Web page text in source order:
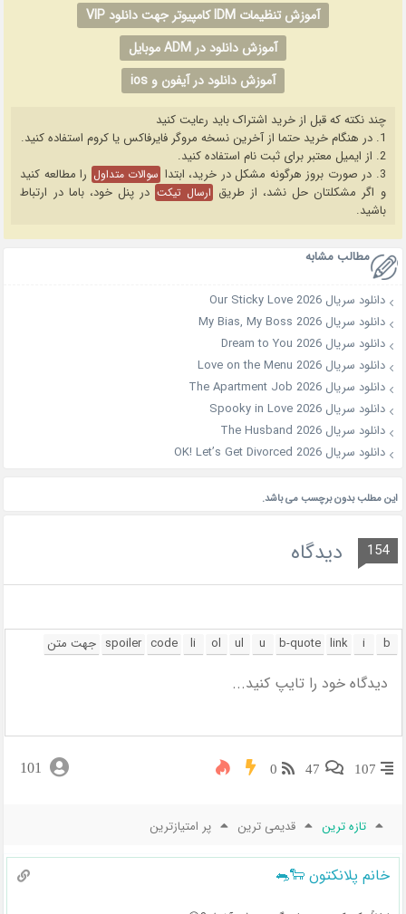
آموزش تنظیمات IDM کامپیوتر جهت دانلود VIP
آموزش دانلود در ADM موبایل
آموزش دانلود در آیفون و ios
چند نکته که قبل از خرید اشتراک باید رعایت کنید
1. در هنگام خرید حتما از آخرین نسخه مروگر فایرفاکس یا کروم استفاده کنید.
2. از ایمیل معتبر برای ثبت نام استفاده کنید.
3. در صورت بروز هرگونه مشکل در خرید، ابتدا
سوالات متداول را مطالعه کنید
و اگر مشکلتان حل نشد، از طریق ارسال تیکت در پنل خود، باما در ارتباط
باشید.
مطالب مشابه
دانلود سریال Our Sticky Love 2026
دانلود سریال My Bias, My Boss 2026
دانلود سریال Dream to You 2026
دانلود سریال Love on the Menu 2026
دانلود سریال The Apartment Job 2026
دانلود سریال Spooky in Love 2026
دانلود سریال The Husband 2026
دانلود سریال OK! Let’s Get Divorced 2026
این مطلب بدون برچسب می باشد.
154 دیدگاه
107
47
0
101
تازه ترین قدیمی ترین پر امتیازترین
خانم پلانکتون 🐑🐀